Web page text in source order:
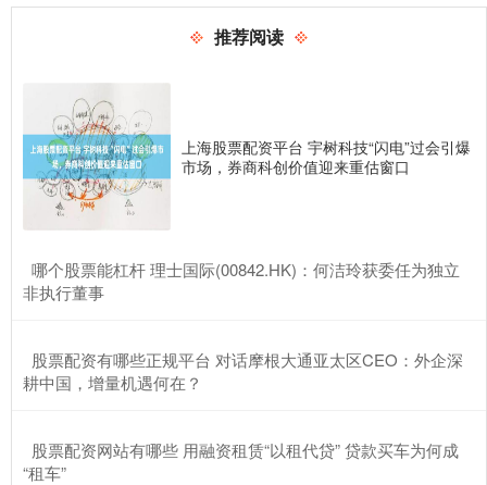
推荐阅读
上海股票配资平台 宇树科技“闪电”过会引爆
市场，券商科创价值迎来重估窗口
​哪个股票能杠杆 理士国际(00842.HK)：何洁玲获委任为独立
非执行董事
​股票配资有哪些正规平台 对话摩根大通亚太区CEO：外企深
耕中国，增量机遇何在？
​股票配资网站有哪些 用融资租赁“以租代贷” 贷款买车为何成
“租车”